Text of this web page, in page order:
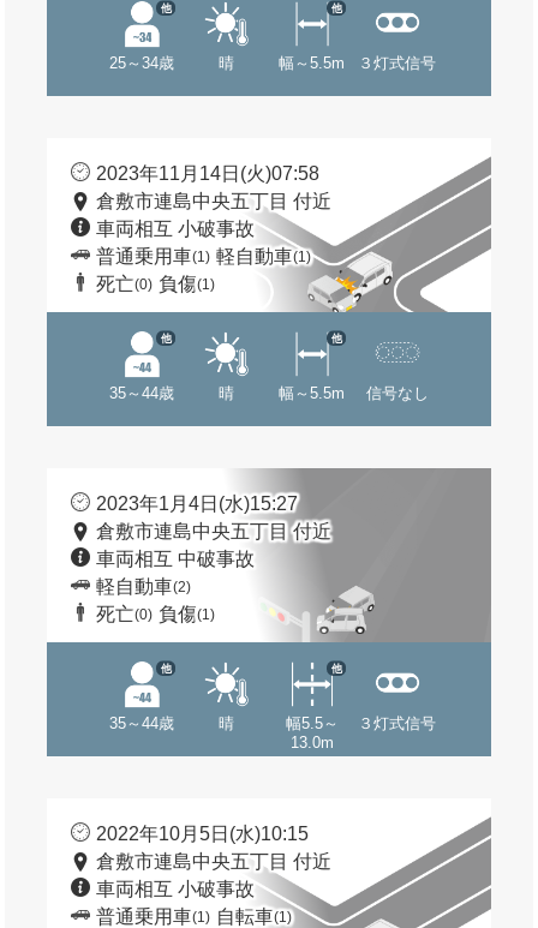
25～34歳
他
晴 幅～5.5m
他
３灯式信号
2023年11月14日(火)07:58
倉敷市連島中央五丁目 付近
車両相互 小破事故
普通乗用車(1) 軽自動車(1)
死亡(0) 負傷(1)
35～44歳
他
晴 幅～5.5m
他
信号なし
2023年1月4日(水)15:27
倉敷市連島中央五丁目 付近
車両相互 中破事故
軽自動車(2)
死亡(0) 負傷(1)
35～44歳
他
晴
幅5.5～
13.0m
他
３灯式信号
2022年10月5日(水)10:15
倉敷市連島中央五丁目 付近
車両相互 小破事故
普通乗用車(1) 自転車(1)